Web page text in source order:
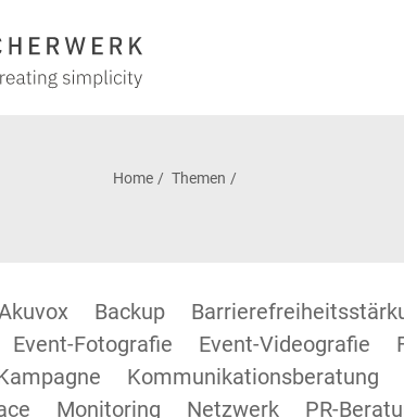
Home Themen
Backup
Event-Fotografie Event-Videografie
Kommunikationsberatung
Monitoring Netzwerk PR-